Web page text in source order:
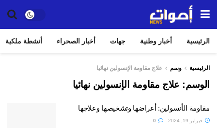
الرئيسية أخبار وطنية جهات أخبار الصحراء أنشطة ملكية
الرئيسية وسم علاج مقاومة الإنسولين نهائيا
الوسم: علاج مقاومة الإنسولين نهائيا
مقاومة الأنسولين: أعراضها وتشخيصها وعلاجها
فبراير 19, 2024